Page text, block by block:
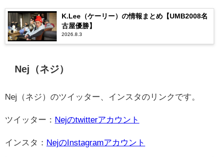
K.Lee（ケーリー）の情報まとめ【UMB2008名
古屋優勝】
2026.8.3
Nej（ネジ）
Nej（ネジ）のツイッター、インスタのリンクです。
ツイッター： Nejのtwitterアカウント
インスタ： NejのInstagramアカウント